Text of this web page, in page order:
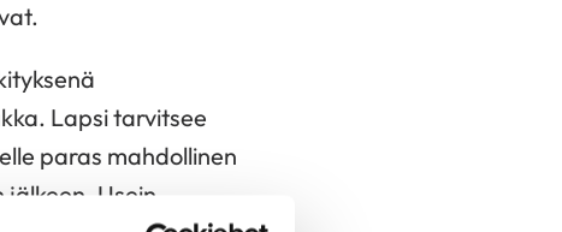
Lapsi tarvitsee
paras mahdollinen
Usein